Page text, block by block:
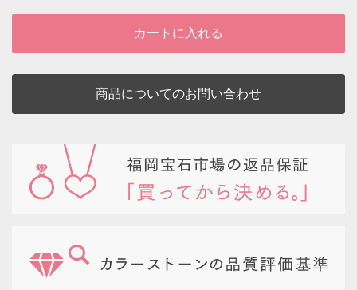
カートに入れる
商品についてのお問い合わせ